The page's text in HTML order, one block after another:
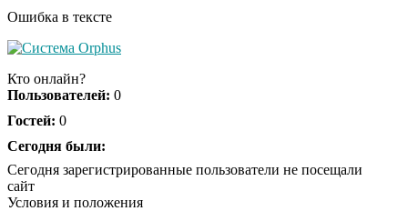
Ролик из Омска: вы
Королева вагона
оставит равнодушным
Ошибка в тексте
Кто онлайн?
Пользователей: 0
Гостей: 0
Сегодня были:
Сегодня зарегистрированные пользователи не посещали
сайт
Условия и положения